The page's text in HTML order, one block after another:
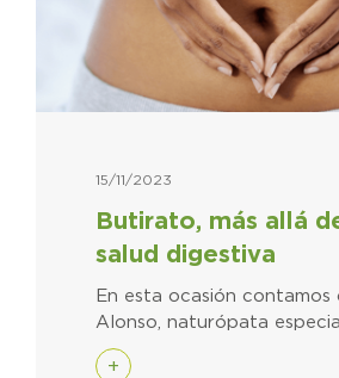
Butirato, más allá
salud digestiva
15/11/2023
En esta ocasión contamos
Alonso, naturópata
+